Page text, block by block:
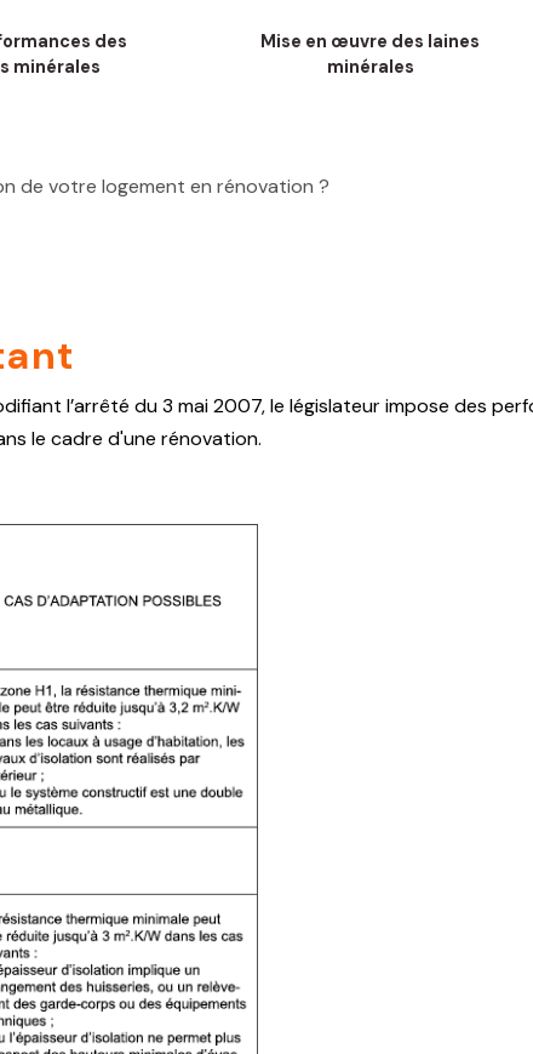
des
minérales
Mise en œuvre des laines
minérales
de votre logement en rénovation ?
l’arrêté du 3 mai 2007, le législateur impose des
le cadre d'une rénovation.